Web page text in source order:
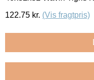
122.75 kr. (Vis fragtpris)